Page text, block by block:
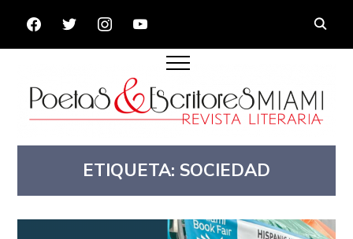
FACEBOOKTWITTERINSTAGRAMYOUTUBE
ETIQUETA: SOCIEDAD